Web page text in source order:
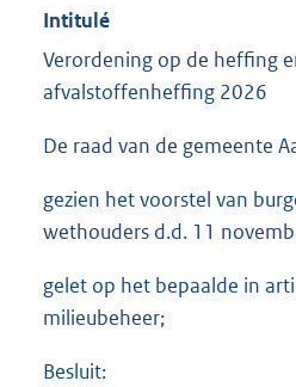
Intitulé
Verordening op de heffing
afvalstoffenheffing 2026
De raad van de gemeente
gezien het voorstel van
wethouders d.d. 11
gelet op het bepaalde in
milieubeheer;
Besluit: